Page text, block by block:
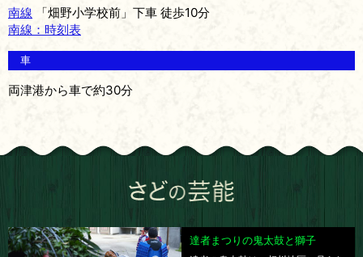
南線 「畑野小学校前」下車 徒歩10分
南線：時刻表
車
両津港から車で約30分
達者まつりの鬼太鼓と獅子